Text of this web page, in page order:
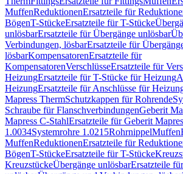
MuffenReduktionenErsatzteile für
BögenT-StückeErsatzteile für T-Stücke
unlösbarErsatzteile für Übergänge unlösbar
Verbindungen, lösbarErsatzteile für
lösbarKompensatorenErsatzteile für
KompensatorenVerschlüsseErsatzteile für
HeizungErsatzteile für T-Stücke für Heizung
HeizungErsatzteile für Anschlüsse für
Mapress ThermSchutzkappen für Rohrende
Schraube für FlanschverbindungenGeberit
Mapress C-StahlErsatzteile für Geberit
1.0034Systemrohre 1.0215RohrnippelMuffen
MuffenReduktionenErsatzteile für
BögenT-StückeErsatzteile für T-Stücke
KreuzstückeÜbergänge unlösbarErsatzteile